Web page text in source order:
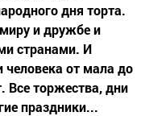
дня торта.
и дружбе и
странами. И
человека от мала до
Все торжества, дни
праздники...